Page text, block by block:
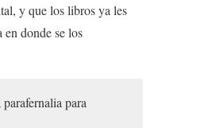
y que los libros ya les
en donde se los
para